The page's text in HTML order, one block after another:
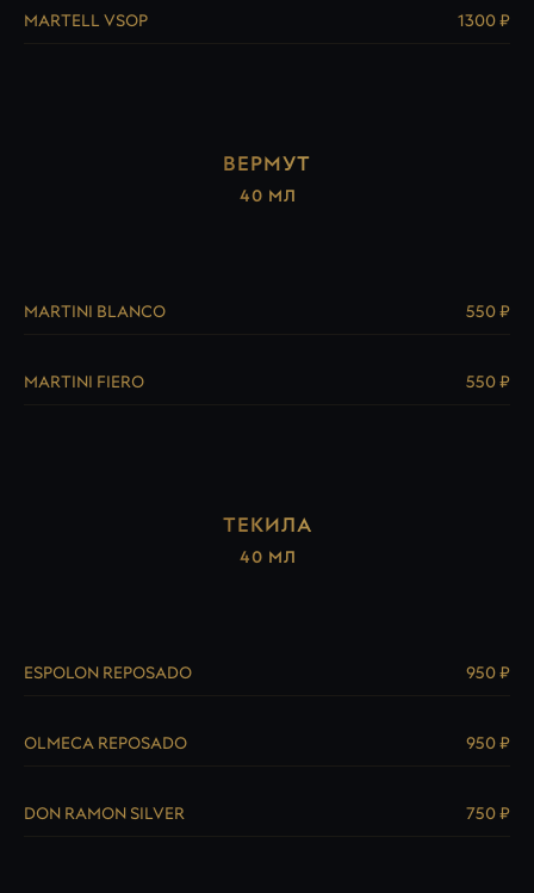
MARTELL VSOP 1300 ₽
ВЕРМУТ
40 МЛ
MARTINI BLANCO 550 ₽
MARTINI FIERO 550 ₽
ТЕКИЛА
40 МЛ
ESPOLON REPOSADO 950 ₽
OLMECA REPOSADO 950 ₽
DON RAMON SILVER 750 ₽